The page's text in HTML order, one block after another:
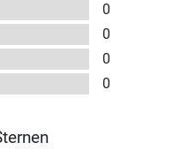
0
0
0
0